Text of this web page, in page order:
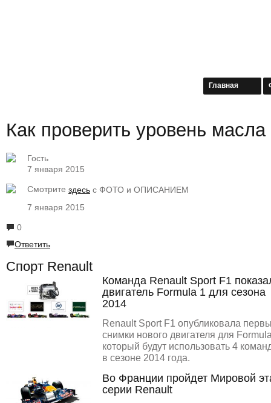
Главная
Как проверить уровень
Гость
7 января 2015
Смотрите здесь с ФОТО и ОПИСАНИЕМ
7 января 2015
0
Ответить
Спорт Renault
Команда Renault Sport F1
двигатель Formula 1 для сезона
2014
Renault Sport F1 опубликовала
снимки нового двигателя для
который будут использовать 4
в сезоне 2014 года.
Во Франции пройдет Мировой
серии Renault